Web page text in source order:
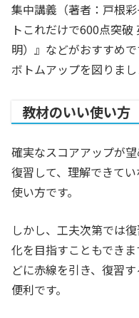
集中講義（著者：戸根
トこれだけで600点突
明）』などがおすすめ
ボトムアップを図りまし
教材のいい使い方
確実なスコアアップが
復習して、理解できて
使い方です。
しかし、工夫次第では
化を目指すこともでき
どに赤線を引き、復習
便利です。